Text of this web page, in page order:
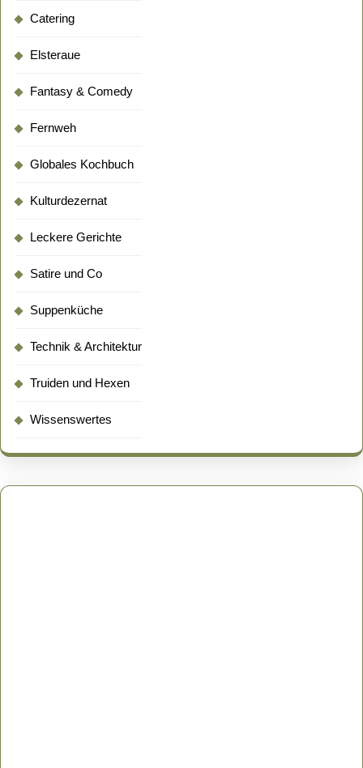
Catering
Elsteraue
Fantasy & Comedy
Fernweh
Globales Kochbuch
Kulturdezernat
Leckere Gerichte
Satire und Co
Suppenküche
Technik & Architektur
Truiden und Hexen
Wissenswertes